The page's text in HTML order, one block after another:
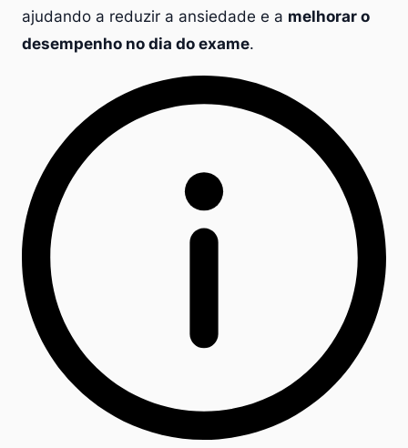
ajudando a reduzir a ansiedade e a melhorar o
desempenho no dia do exame.